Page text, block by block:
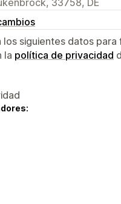
siguientes datos para
la política de privacidad